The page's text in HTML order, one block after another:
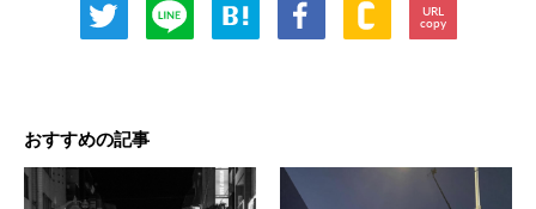
URL
copy
おすすめの記事